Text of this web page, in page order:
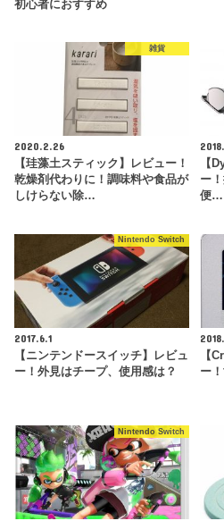
初心者におすすめ
雑貨
2020.2.26
【珪藻土スティック】レビュー！
乾燥剤代わりに！調味料や食品が
しけらない除…
【
ー
便…
Nintendo Switch
2017.6.1
【ニンテンドースイッチ】レビュ
ー！外見はチープ、使用感は？
【
ー
Nintendo Switch